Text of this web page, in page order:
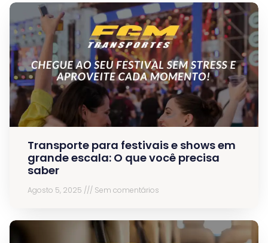
Transporte para festivais e shows em
grande escala: O que você precisa
saber
Agosto 5, 2025 Sem comentários